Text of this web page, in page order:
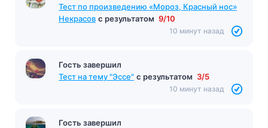
Тест по произведению «Мороз, Красный нос»
Некрасов с результатом 9/10
10 минут назад
Гость завершил
Тест на тему "Эссе" с результатом 3/5
10 минут назад
Гость завершил